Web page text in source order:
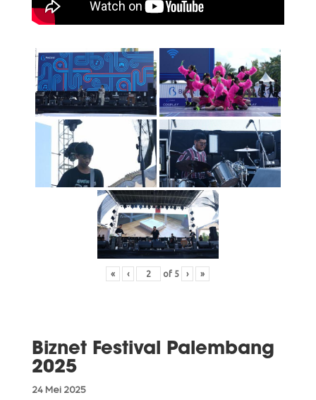
« ‹ of 5 › »
Biznet Festival Palembang
2025
24 Mei 2025